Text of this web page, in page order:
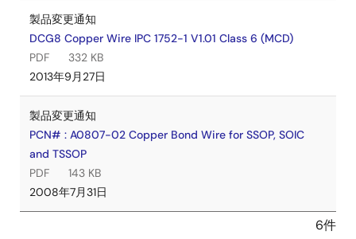
製品変更通知
DCG8 Copper Wire IPC 1752-1 V1.01 Class 6 (MCD)
PDF
332 KB
2013年9月27日
製品変更通知
PCN# : A0807-02 Copper Bond Wire for SSOP, SOIC
and TSSOP
PDF
143 KB
2008年7月31日
6件